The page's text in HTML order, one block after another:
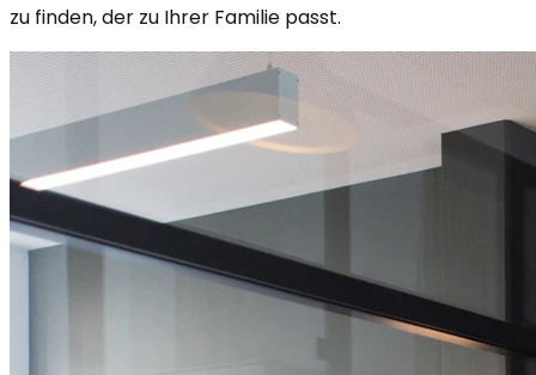
zu finden, der zu Ihrer Familie passt.